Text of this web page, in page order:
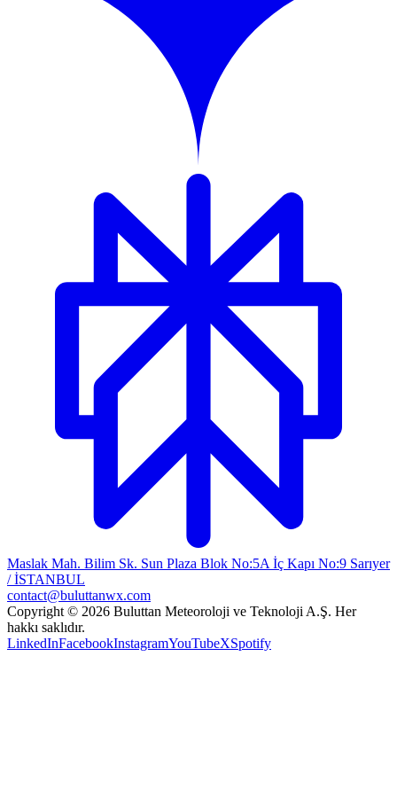
Maslak Mah. Bilim Sk. Sun Plaza Blok No:5A İç Kapı No:9 Sarıyer
/ İSTANBUL
contact@buluttanwx.com
Copyright © 2026 Buluttan Meteoroloji ve Teknoloji A.Ş. Her
hakkı saklıdır.
LinkedInFacebookInstagramYouTubeXSpotify